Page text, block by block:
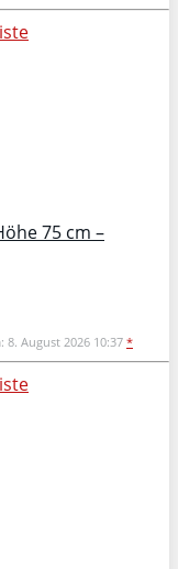
75 cm –
August 2026 10:37 *